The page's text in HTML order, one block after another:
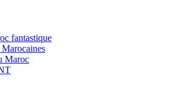
fantastique
Maroc